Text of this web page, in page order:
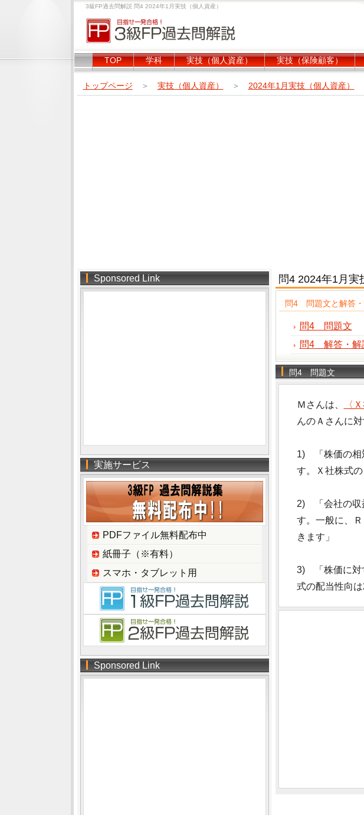
3級FP過去問解説 問4 2024年1月実技（個人資産）
TOP 学科 実技（個人資産） 実技（保険顧客）
トップページ ＞ 実技（個人資産） ＞ 2024年1月実技（個人資産）
問4 2024年1月実
問4 問題文と解答・
問4 問題文
問4 解答・解
問4 問題文
Ｍさんは、 〈
んのＡさんに
1) 「株価の相
す。Ｘ社株式
2) 「会社の収
す。一般に、
きます」
3) 「株価に対
式の配当性向は
Sponsored Link
実施サービス
PDFファイル無料配布中
紙冊子（※有料）
スマホ・タブレット用
Sponsored Link